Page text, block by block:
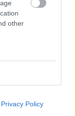
other
Privacy Policy